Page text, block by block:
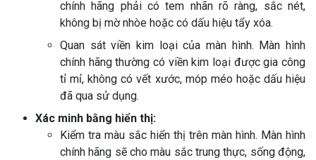
chính hãng phải có tem nhãn rõ ràng, sắc nét,
không bị mờ nhòe hoặc có dấu hiệu tẩy xóa.
Quan sát viền kim loại của màn hình. Màn hình
chính hãng thường có viền kim loại được gia công
tỉ mỉ, không có vết xước, móp méo hoặc dấu hiệu
đã qua sử dụng.
Xác minh bằng hiển thị:
Kiểm tra màu sắc hiển thị trên màn hình. Màn hình
chính hãng sẽ cho màu sắc trung thực, sống động,